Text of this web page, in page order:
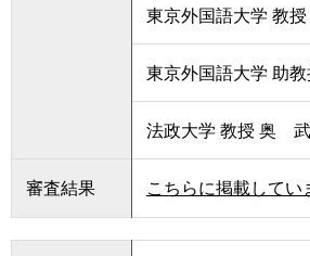
東京外国語大学 教
東京外国語大学 助
法政大学 教授 奥
審査結果 こちらに掲載してい